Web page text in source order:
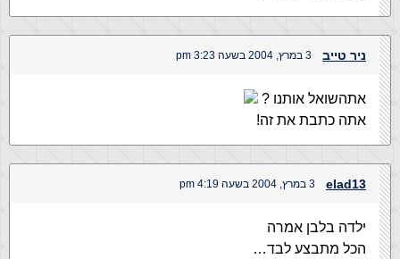
ניר טייב 3 במרץ, 2004 בשעה 3:23 pm
אתהשואל אותנו ?
אתה כתבת את זה!
elad13 3 במרץ, 2004 בשעה 4:19 pm
ילדה בלבן אמרה
הכל מתבצע לבד…